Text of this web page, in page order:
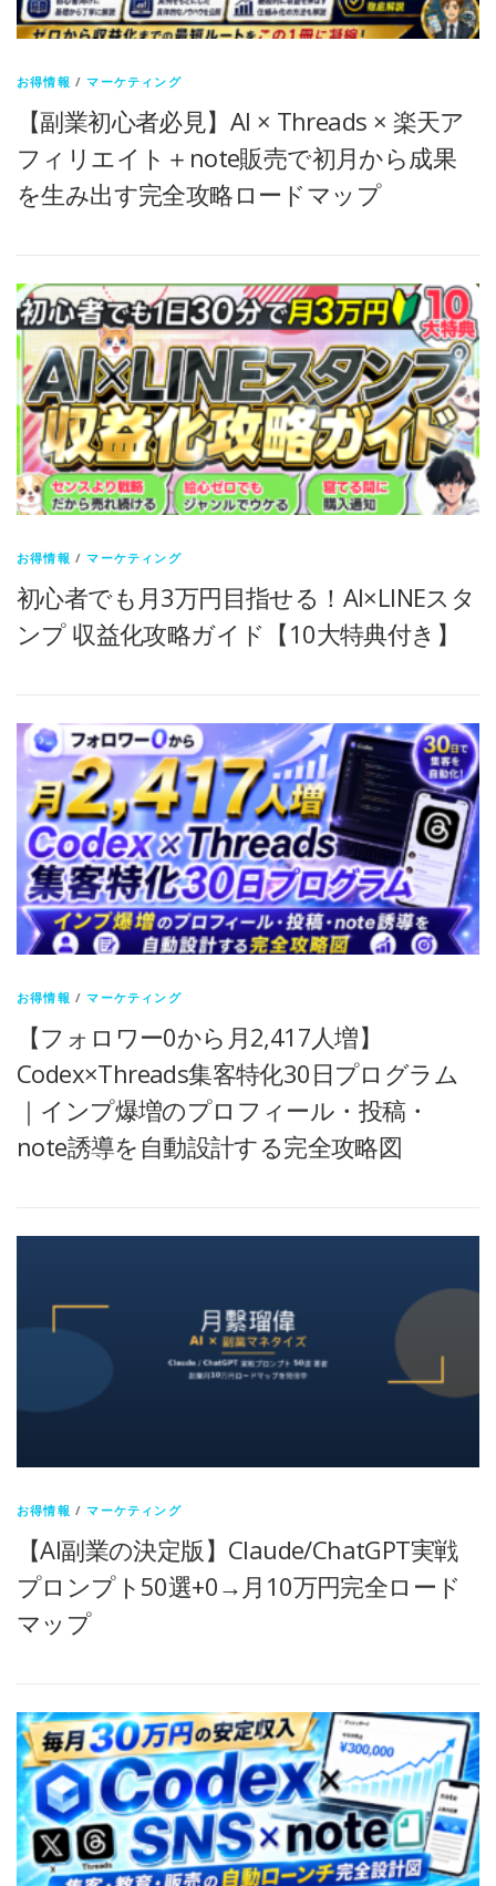
お得情報 /マーケティング
【副業初心者必見】AI × Threads × 楽天ア
フィリエイト＋note販売で初月から成果
を生み出す完全攻略ロードマップ
お得情報 /マーケティング
初心者でも月3万円目指せる！AI×LINEスタ
ンプ 収益化攻略ガイド【10大特典付き】
お得情報 /マーケティング
【フォロワー0から月2,417人増】
Codex×Threads集客特化30日プログラム
｜インプ爆増のプロフィール・投稿・
note誘導を自動設計する完全攻略図
お得情報 /マーケティング
【AI副業の決定版】Claude/ChatGPT実戦
プロンプト50選+0→月10万円完全ロード
マップ